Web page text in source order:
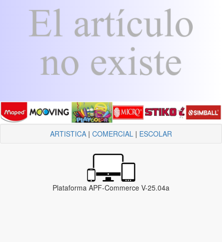
ARTISTICA | COMERCIAL | ESCOLAR
Plataforma APF-Commerce V-25.04a